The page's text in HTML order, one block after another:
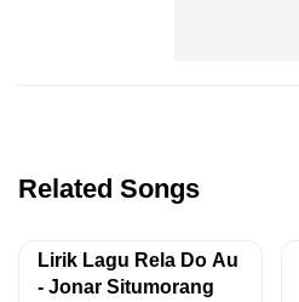
Related Songs
Lirik Lagu Rela Do Au
- Jonar Situmorang